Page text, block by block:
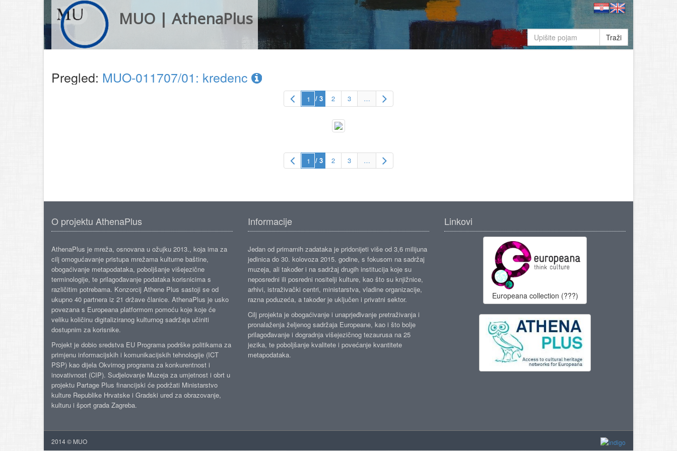
MUO | AthenaPlus
Traži
Pregled: MUO-011707/01: kredenc
/ 3 2 3 …
/ 3 2 3 …
O projektu AthenaPlus
AthenaPlus je mreža, osnovana u ožujku 2013., koja ima za
cilj omogućavanje pristupa mrežama kulturne baštine,
obogaćivanje metapodataka, poboljšanje višejezične
terminologije, te prilagođavanje podataka korisnicima s
različitim potrebama. Konzorcij Athene Plus sastoji se od
ukupno 40 partnera iz 21 države članice. AthenaPlus je usko
povezana s Europeana platformom pomoću koje koje će
veliku količinu digitaliziranog kulturnog sadržaja učiniti
dostupnim za korisnike.
Projekt je dobio sredstva EU Programa podrške politikama za
primjenu informacijskih i komunikacijskih tehnologije (ICT
PSP) kao dijela Okvirnog programa za konkurentnost i
inovativnost (CIP). Sudjelovanje Muzeja za umjetnost i obrt u
projektu Partage Plus financijski će podržati Ministarstvo
kulture Republike Hrvatske i Gradski ured za obrazovanje,
kulturu i šport grada Zagreba.
Informacije
Jedan od primarnih zadataka je pridonijeti više od 3,6 milijuna
jedinica do 30. kolovoza 2015. godine, s fokusom na sadržaj
muzeja, ali također i na sadržaj drugih institucija koje su
neposredni ili posredni nositelji kulture, kao što su knjižnice,
arhivi, istraživački centri, ministarstva, vladine organizacije,
razna poduzeća, a također je uključen i privatni sektor.
Cilj projekta je obogaćivanje i unaprjeđivanje pretraživanja i
pronalaženja željenog sadržaja Europeane, kao i što bolje
prilagođavanje i dogradnja višejezičnog tezaurusa na 25
jezika, te poboljšanje kvalitete i povećanje kvantitete
metapodataka.
Linkovi
Europeana collection (???)
2014 © MUO